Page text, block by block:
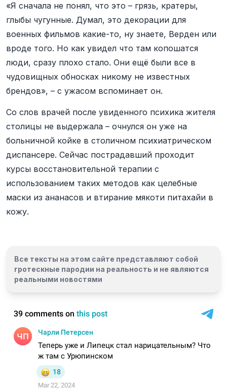
«Я сначала не понял, что это – грязь, кратеры,
глыбы чугунные. Думал, это декорации для
военных фильмов какие-то, ну знаете, Верден или
вроде того. Но как увидел что там копошатся
люди, сразу плохо стало. Они ещё были все в
чудовищных обносках никому не известных
брендов», – с ужасом вспоминает он.
Со слов врачей после увиденного психика жителя
столицы не выдержала – очнулся он уже на
больничной койке в столичном психиатрическом
диспансере. Сейчас пострадавший проходит
курсы восстановительной терапии с
использованием таких методов как целебные
маски из ананасов и втирание мякоти питахайи в
кожу.
Все тексты на этом сайте представляют собой
гротескные пародии на реальность и не являются
реальными новостями